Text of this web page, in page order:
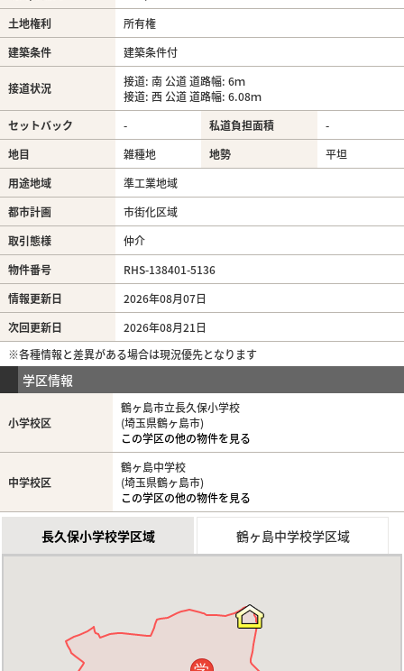
土地権利
所有権
建築条件
建築条件付
接道状況
接道: 南 公道 道路幅: 6ｍ
接道: 西 公道 道路幅: 6.08ｍ
セットバック
- 私道負担面積
-
地目
雑種地 地勢
平坦
用途地域
準工業地域
都市計画
市街化区域
取引態様
仲介
物件番号
RHS-138401-5136
情報更新日
2026年08月07日
次回更新日
2026年08月21日
※各種情報と差異がある場合は現況優先となります
学区情報
小学校区
鶴ヶ島市立長久保小学校
(埼玉県鶴ヶ島市)
この学区の他の物件を見る
中学校区
鶴ヶ島中学校
(埼玉県鶴ヶ島市)
この学区の他の物件を見る
長久保小学校学区域 鶴ヶ島中学校学区域